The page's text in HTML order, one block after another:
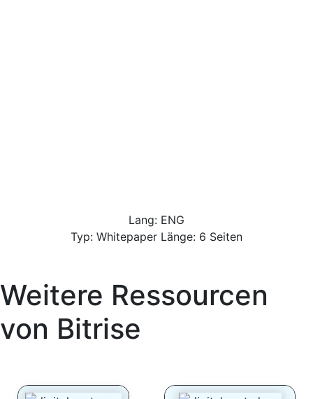
Lang: ENG
Typ: Whitepaper Länge: 6 Seiten
Weitere Ressourcen
von Bitrise